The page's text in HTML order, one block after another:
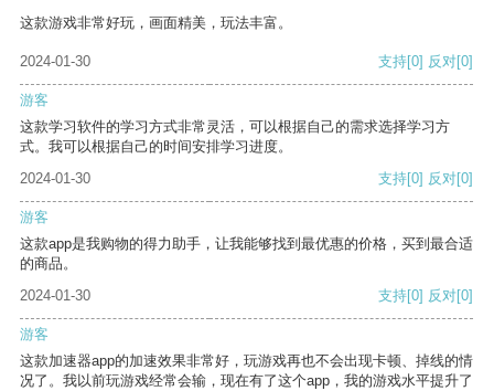
这款游戏非常好玩，画面精美，玩法丰富。
2024-01-30 支持[0] 反对[0]
游客
这款学习软件的学习方式非常灵活，可以根据自己的需求选择学习方
式。我可以根据自己的时间安排学习进度。
2024-01-30
支持[0] 反对[0]
游客
这款app是我购物的得力助手，让我能够找到最优惠的价格，买到最合适
的商品。
2024-01-30
支持[0] 反对[0]
游客
这款加速器app的加速效果非常好，玩游戏再也不会出现卡顿、掉线的情
况了。我以前玩游戏经常会输，现在有了这个app，我的游戏水平提升了